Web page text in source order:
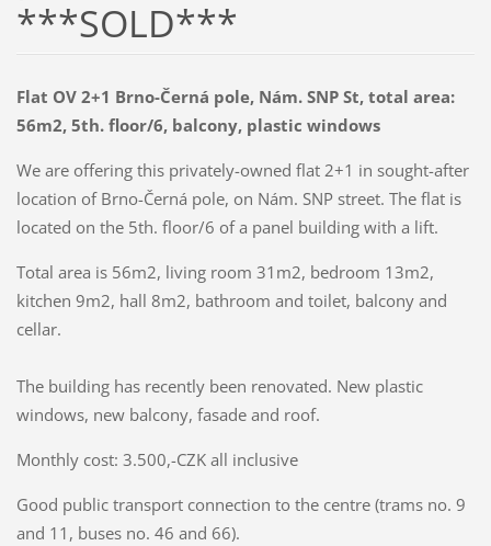
***SOLD***
Flat OV 2+1 Brno-Černá pole, Nám. SNP St, total area:
56m2, 5th. floor/6, balcony, plastic windows
We are offering this privately-owned flat 2+1 in sought-after
location of Brno-Černá pole, on Nám. SNP street. The flat is
located on the 5th. floor/6 of a panel building with a lift.
Total area is 56m2, living room 31m2, bedroom 13m2,
kitchen 9m2, hall 8m2, bathroom and toilet, balcony and
cellar.
The building has recently been renovated. New plastic
windows, new balcony, fasade and roof.
Monthly cost: 3.500,-CZK all inclusive
Good public transport connection to the centre (trams no. 9
and 11, buses no. 46 and 66).